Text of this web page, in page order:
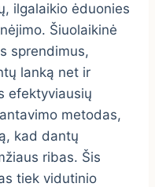
ilgalaikio ėduonies
Šiuolaikinė
sprendimus,
lanką net ir
efektyviausių
metodas,
kad dantų
ribas. Šis
tiek vidutinio